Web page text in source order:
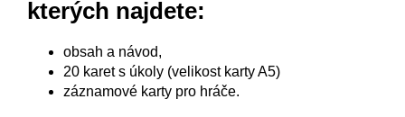
kterých najdete:
obsah a návod,
20 karet s úkoly (velikost karty A5)
záznamové karty pro hráče.